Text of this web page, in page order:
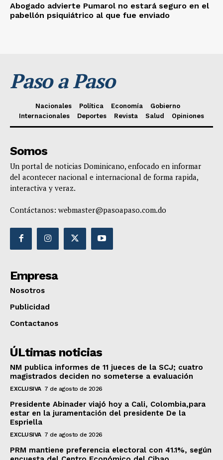
Abogado advierte Pumarol no estará seguro en el
pabellón psiquiátrico al que fue enviado
Paso a Paso
Nacionales Política Economía
Gobierno
Internacionales
Deportes Revista Salud Opiniones
Somos
Un portal de noticias Dominicano, enfocado en informar
del acontecer nacional e internacional de forma rapida,
interactiva y veraz.
Contáctanos: webmaster@pasoapaso.com.do
Empresa
Nosotros
Publicidad
Contactanos
ÚLtimas noticias
NM publica informes de 11 jueces de la SCJ; cuatro
magistrados deciden no someterse a evaluación
EXCLUSIVA 7 de agosto de 2026
Presidente Abinader viajó hoy a Cali, Colombia,para
estar en la juramentación del presidente De la
Espriella
EXCLUSIVA 7 de agosto de 2026
PRM mantiene preferencia electoral con 41.1%, según